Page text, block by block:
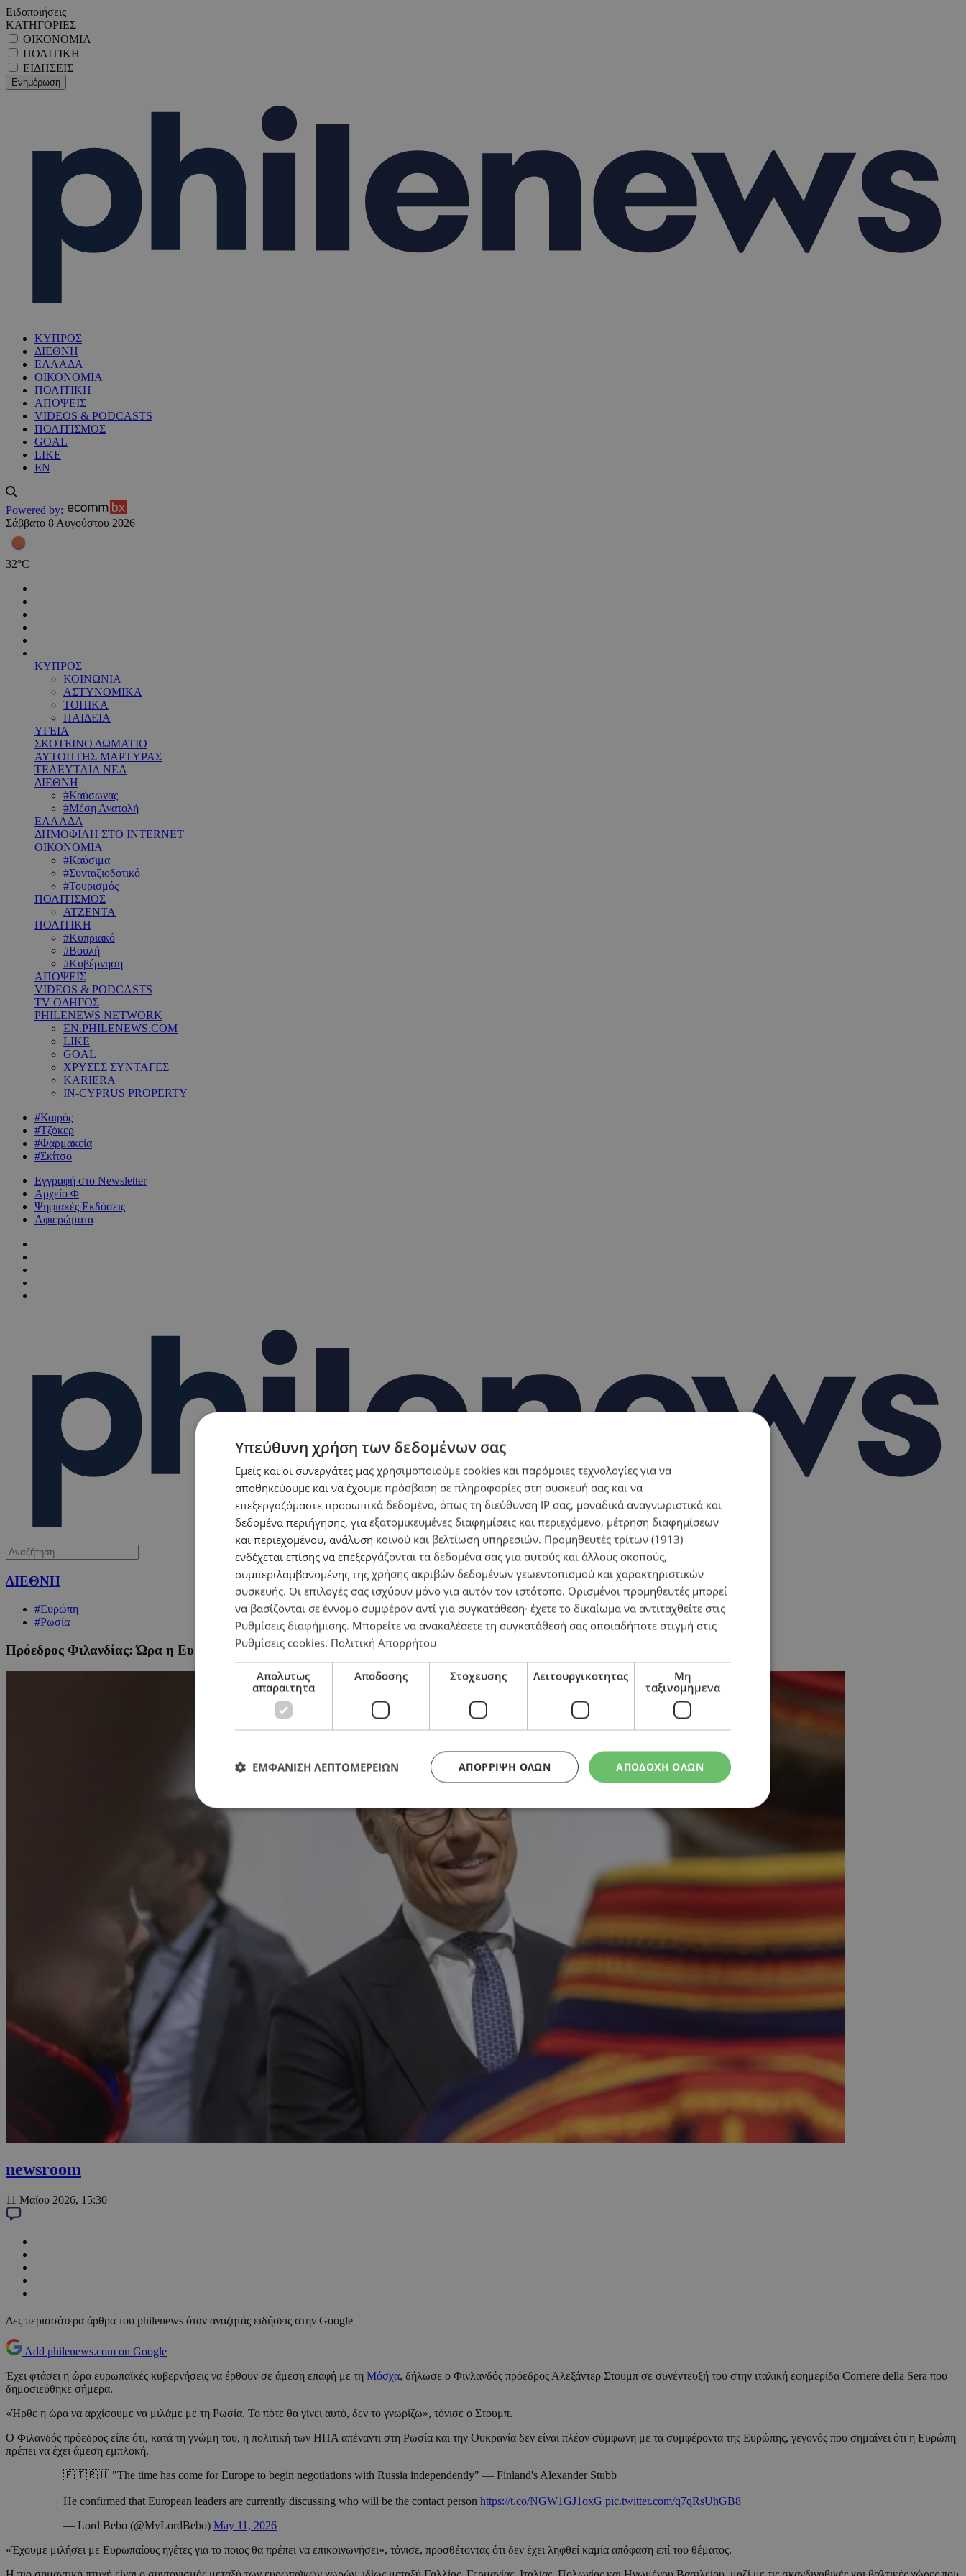
Ειδοποιήσεις
ΚΑΤΗΓΟΡΙΕΣ
ΟΙΚΟΝΟΜΙΑ
ΠΟΛΙΤΙΚΗ
ΕΙΔΗΣΕΙΣ
ΚΥΠΡΟΣ
ΔΙΕΘΝΗ
ΕΛΛΑΔΑ
ΟΙΚΟΝΟΜΙΑ
ΠΟΛΙΤΙΚΗ
ΑΠΟΨΕΙΣ
VIDEOS & PODCASTS
ΠΟΛΙΤΙΣΜΟΣ
GOAL
LIKE
EN
Powered by:
Σάββατο 8 Αυγούστου 2026
32°C
ΚΥΠΡΟΣ
ΚΟΙΝΩΝΙΑ
ΑΣΤΥΝΟΜΙΚΑ
ΤΟΠΙΚΑ
ΠΑΙΔΕΙΑ
ΥΓΕΙΑ
ΣΚΟΤΕΙΝΟ ΔΩΜΑΤΙΟ
ΑΥΤΟΠΤΗΣ ΜΑΡΤΥΡΑΣ
ΤΕΛΕΥΤΑΙΑ ΝΕΑ
ΔΙΕΘΝΗ
#Καύσωνας
#Μέση Ανατολή
ΕΛΛΑΔΑ
ΔΗΜΟΦΙΛΗ ΣΤΟ INTERNET
ΟΙΚΟΝΟΜΙΑ
#Καύσιμα
#Συνταξιοδοτικό
#Τουρισμός
ΠΟΛΙΤΙΣΜΟΣ
ΑΤΖΕΝΤΑ
ΠΟΛΙΤΙΚΗ
#Κυπριακό
#Βουλή
#Κυβέρνηση
ΑΠΟΨΕΙΣ
VIDEOS & PODCASTS
TV ΟΔΗΓΟΣ
PHILENEWS NETWORK
EN.PHILENEWS.COM
LIKE
GOAL
ΧΡΥΣΕΣ ΣΥΝΤΑΓΕΣ
KARIERA
IN-CYPRUS PROPERTY
#Καιρός
#Τζόκερ
#Φαρμακεία
#Σκίτσο
Εγγραφή στο Newsletter
Αρχείο Φ
Ψηφιακές Εκδόσεις
Αφιερώματα
ΔΙΕΘΝΗ
#Ευρώπη
#Ρωσία
Πρόεδρος Φιλανδίας: Ώρα η Ευρώπη να έρθει σε άμεση επαφή με τη Ρωσία
newsroom
11 Μαΐου 2026, 15:30
Δες περισσότερα άρθρα του philenews όταν αναζητάς ειδήσεις στην Google
Add philenews.com on Google
Έχει φτάσει η ώρα ευρωπαϊκές κυβερνήσεις να έρθουν σε άμεση επαφή με τη Μόσχα, δήλωσε ο Φινλανδός πρόεδρος Αλεξάντερ Στουμπ σε συνέντευξή του στην ιταλική εφημερίδα Corriere della Sera που
δημοσιεύθηκε σήμερα.
«Ήρθε η ώρα να αρχίσουμε να μιλάμε με τη Ρωσία. Το πότε θα γίνει αυτό, δεν το γνωρίζω», τόνισε ο Στουμπ.
Ο Φιλανδός πρόεδρος είπε ότι, κατά τη γνώμη του, η πολιτική των ΗΠΑ απέναντι στη Ρωσία και την Ουκρανία δεν είναι πλέον σύμφωνη με τα συμφέροντα της Ευρώπης, γεγονός που σημαίνει ότι η Ευρώπη
πρέπει να έχει άμεση εμπλοκή.
🇫🇮🇷🇺 "The time has come for Europe to begin negotiations with Russia independently" — Finland's Alexander Stubb
He confirmed that European leaders are currently discussing who will be the contact person https://t.co/NGW1GJ1oxG pic.twitter.com/q7qRsUhGB8
— Lord Bebo (@MyLordBebo) May 11, 2026
«Έχουμε μιλήσει με Ευρωπαίους ηγέτες για το ποιος θα πρέπει να επικοινωνήσει», τόνισε, προσθέτοντας ότι δεν έχει ληφθεί καμία απόφαση επί του θέματος.
Υπεύθυνη χρήση των δεδομένων σας
Εμείς και οι συνεργάτες μας χρησιμοποιούμε cookies και παρόμοιες τεχνολογίες για να
αποθηκεύουμε και να έχουμε πρόσβαση σε πληροφορίες στη συσκευή σας και να
επεξεργαζόμαστε προσωπικά δεδομένα, όπως τη διεύθυνση IP σας, μοναδικά αναγνωριστικά και
δεδομένα περιήγησης, για εξατομικευμένες διαφημίσεις και περιεχόμενο, μέτρηση διαφημίσεων
και περιεχομένου, ανάλυση κοινού και βελτίωση υπηρεσιών. Προμηθευτές τρίτων (1913)
ενδέχεται επίσης να επεξεργάζονται τα δεδομένα σας για αυτούς και άλλους σκοπούς,
συμπεριλαμβανομένης της χρήσης ακριβών δεδομένων γεωεντοπισμού και χαρακτηριστικών
συσκευής. Οι επιλογές σας ισχύουν μόνο για αυτόν τον ιστότοπο. Ορισμένοι προμηθευτές μπορεί
να βασίζονται σε έννομο συμφέρον αντί για συγκατάθεση· έχετε το δικαίωμα να αντιταχθείτε στις
Ρυθμίσεις διαφήμισης. Μπορείτε να ανακαλέσετε τη συγκατάθεσή σας οποιαδήποτε στιγμή στις
Ρυθμίσεις cookies. Πολιτική Απορρήτου
Απολυτως
απαραιτητα
Αποδοσης Στοχευσης Λειτουργικοτητας
Μη
ταξινομημενα
ΑΠΟΔΟΧΗ ΟΛΩΝ
ΑΠΌΡΡΙΨΗ ΌΛΩΝ
ΕΜΦΑΝΙΣΗ ΛΕΠΤΟΜΕΡΕΙΩΝ